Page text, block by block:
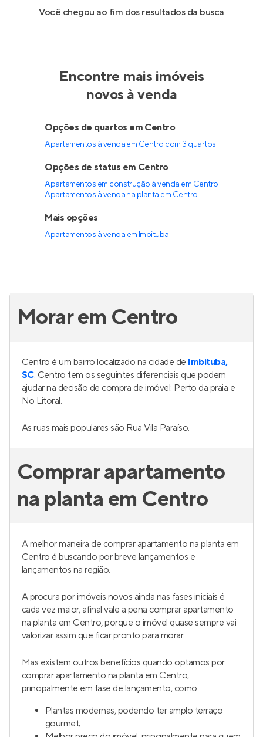
Você chegou ao fim dos resultados da busca
Encontre mais imóveis
novos à venda
Opções de quartos em Centro
Apartamentos à venda em Centro com 3 quartos
Opções de status em Centro
Apartamentos em construção à venda em Centro
Apartamentos à venda na planta em Centro
Mais opções
Apartamentos à venda em Imbituba
Morar em Centro
Centro é um bairro localizado na cidade de Imbituba,
SC. Centro tem os seguintes diferenciais que podem
ajudar na decisão de compra de imóvel: Perto da praia e
No Litoral.
As ruas mais populares são Rua Vila Paraíso.
Comprar apartamento
na planta em Centro
A melhor maneira de comprar apartamento na planta em
Centro é buscando por breve lançamentos e
lançamentos na região.
A procura por imóveis novos ainda nas fases iniciais é
cada vez maior, afinal vale a pena comprar apartamento
na planta em Centro, porque o imóvel quase sempre vai
valorizar assim que ficar pronto para morar.
Mas existem outros benefícios quando optamos por
comprar apartamento na planta em Centro,
principalmente em fase de lançamento, como:
Plantas modernas, podendo ter amplo terraço
gourmet;